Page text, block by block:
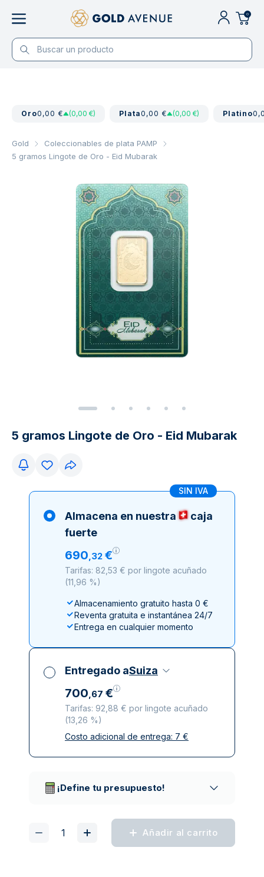
0
Oro0,00 € (0,00 €) Plata0,00 € (0,00 €) Platino
Gold
Coleccionables de plata PAMP
5 gramos Lingote de Oro - Eid Mubarak
5 gramos Lingote de Oro - Eid Mubarak
SIN IVA
Almacena en nuestra
caja
fuerte
690,32 €
Tarifas: 82,53 € por lingote acuñado
(11,96 %)
Almacenamiento gratuito hasta 0 €
Reventa gratuita e instantánea 24/7
Entrega en cualquier momento
Entregado aSuiza
700,67 €
Tarifas: 92,88 € por lingote acuñado
(13,26 %)
Impuestos incluidos
Costo adicional de entrega: 7 €
¡Define tu presupuesto!
Añadir al carrito